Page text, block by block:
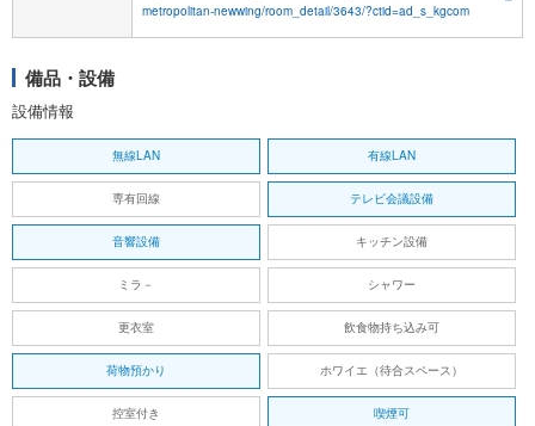
metropolitan-newwing/room_detail/3643/?ctid=ad_s_kgcom
備品・設備
設備情報
無線LAN 有線LAN
専有回線 テレビ会議設備
音響設備 キッチン設備
ミラ－ シャワー
更衣室 飲食物持ち込み可
荷物預かり ホワイエ（待合スペース）
控室付き 喫煙可